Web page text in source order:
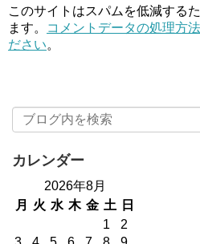
このサイトはスパムを低減する
ます。
コメントデータの処理方
ださい。
カレンダー
2026年8月
月
火 水 木 金 土
日
1
2